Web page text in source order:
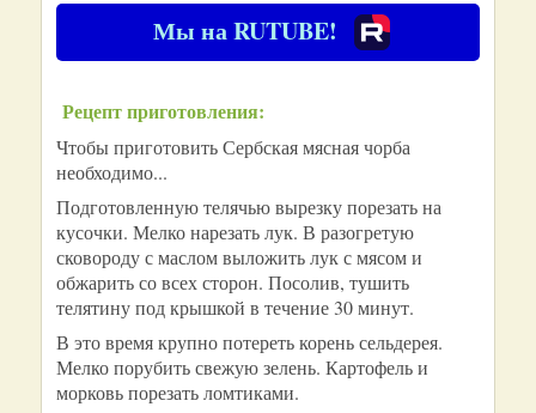
Мы на RUTUBE!
Рецепт приготовления:
Чтобы приготовить Сербская мясная чорба
необходимо...
Подготовленную телячью вырезку порезать на
кусочки. Мелко нарезать лук. В разогретую
сковороду с маслом выложить лук с мясом и
обжарить со всех сторон. Посолив, тушить
телятину под крышкой в течение 30 минут.
В это время крупно потереть корень сельдерея.
Мелко порубить свежую зелень. Картофель и
морковь порезать ломтиками.